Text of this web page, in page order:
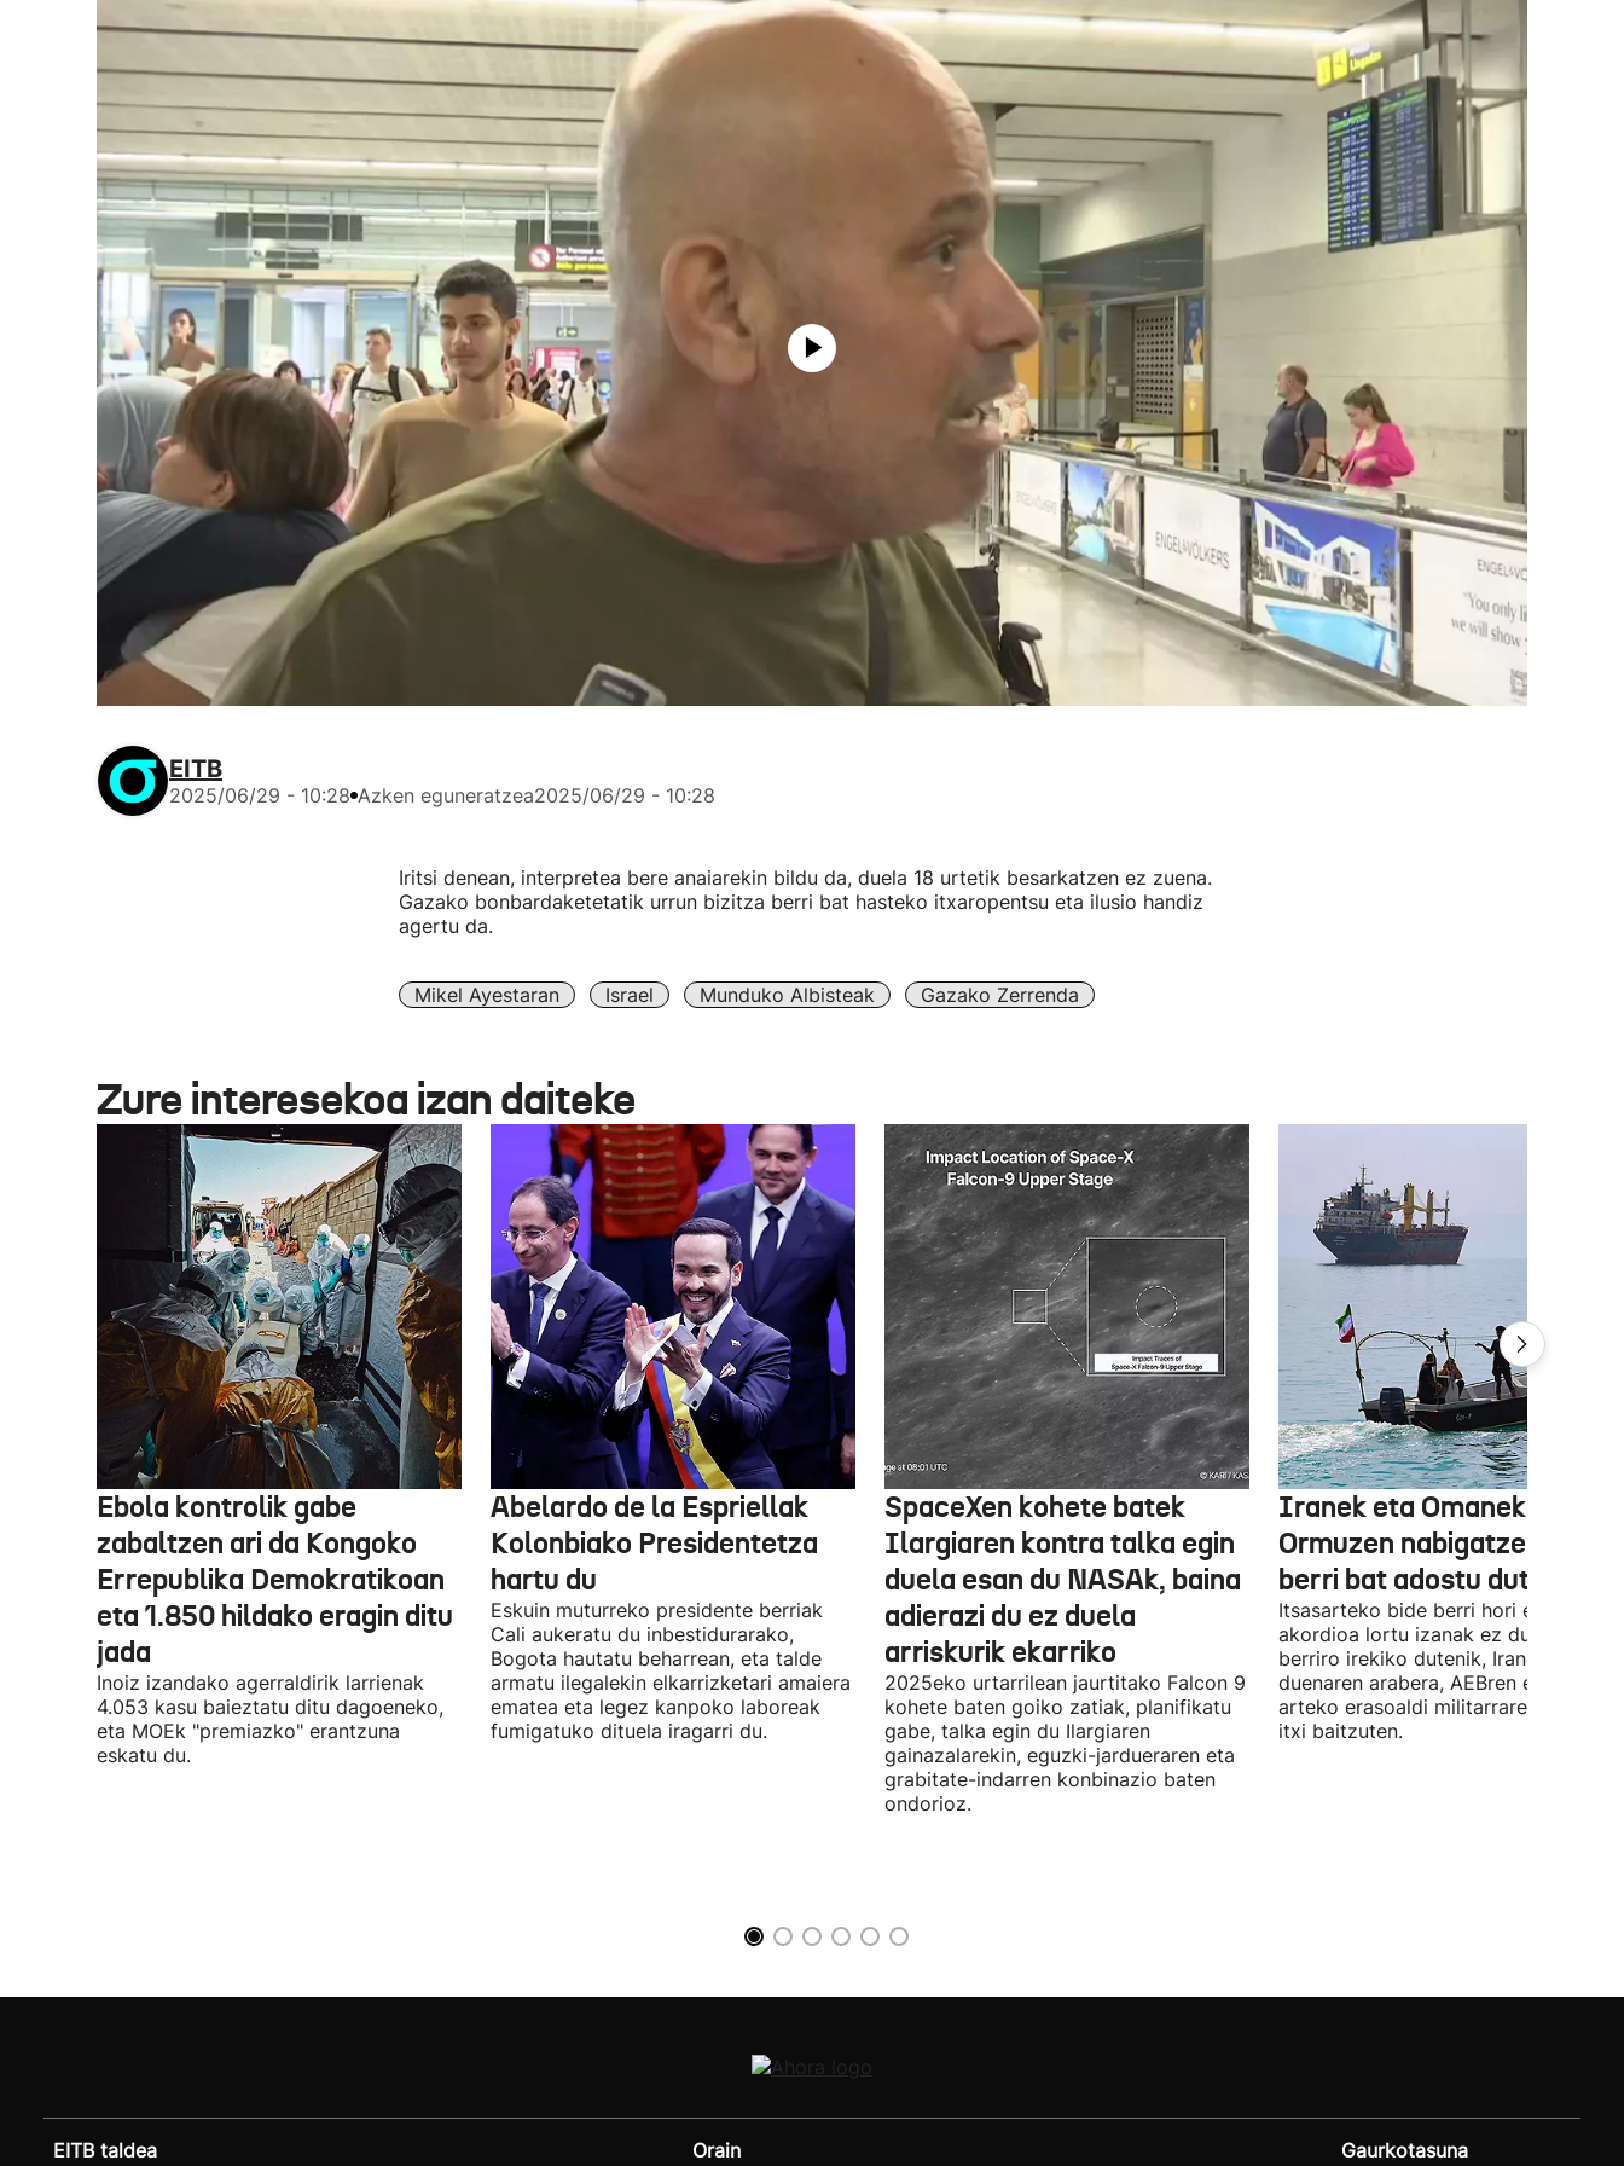
EITB
2025/06/29 - 10:28 Azken eguneratzea2025/06/29 - 10:28
Iritsi denean, interpretea bere anaiarekin bildu da, duela 18 urtetik besarkatzen ez zuena.
Gazako bonbardaketetatik urrun bizitza berri bat hasteko itxaropentsu eta ilusio handiz
agertu da.
Mikel Ayestaran Israel Munduko Albisteak Gazako Zerrenda
Zure interesekoa izan daiteke
Ebola kontrolik gabe
zabaltzen ari da Kongoko
Errepublika Demokratikoan
eta 1.850 hildako eragin ditu
jada
Inoiz izandako agerraldirik larrienak
4.053 kasu baieztatu ditu dagoeneko,
eta MOEk "premiazko" erantzuna
eskatu du.
Abelardo de la Espriellak
Kolonbiako Presidentetza
hartu du
Eskuin muturreko presidente berriak
Cali aukeratu du inbestidurarako,
Bogota hautatu beharrean, eta talde
armatu ilegalekin elkarrizketari amaiera
ematea eta legez kanpoko laboreak
fumigatuko dituela iragarri du.
SpaceXen kohete batek
Ilargiaren kontra talka egin
duela esan du NASAk, baina
adierazi du ez duela
arriskurik ekarriko
2025eko urtarrilean jaurtitako Falcon 9
kohete baten goiko zatiak, planifikatu
gabe, talka egin du Ilargiaren
gainazalarekin, eguzki-jardueraren eta
grabitate-indarren konbinazio baten
ondorioz.
Iranek eta Omanek
Ormuzen nabigatzeko bide
berri bat adostu dute
Itsasarteko bide berri hori egiteko
akordioa lortu izanak ez du esan nahi
berriro irekiko dutenik, Iranek
duenaren arabera, AEBren eta
arteko erasoaldi militarraren
itxi baitzuten.
EITB taldea Orain Gaurkotasuna